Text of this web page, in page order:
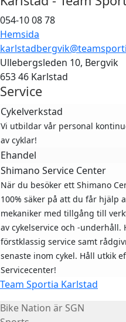
054-10 08 78
Hemsida
Ullebergsleden 10, Bergvik
653 46 Karlstad
Service
Cykelverkstad
Vi utbildar vår personal
av cyklar!
Ehandel
Shimano Service Center
När du besöker ett Shimano
100% säker på att du får hjälp
mekaniker med tillgång till
av cykelservice och -
förstklassig service samt
senaste inom cykel. Håll utkik
Servicecenter!
Team Sportia Karlstad
Bike Nation är SGN